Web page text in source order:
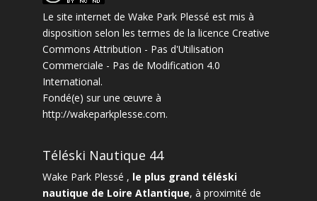
Le site internetde Wake Park Plessé est mis à
disposition selon les termes de la licence Creative
Commons Attribution - Pas d'Utilisation
Commerciale - Pas de Modification 4.0
International.
Fondé(e) sur une œuvre à
http://wakeparkplesse.com.
Téléski Nautique 44
Wake Park Plessé , le plus grand téléski
nautique de Loire Atlantique, à proximité de